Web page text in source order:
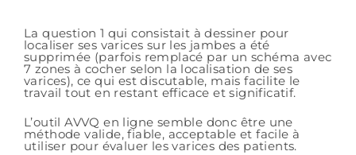
La question 1 qui consistait à dessiner pour
localiser ses varices sur les jambes a été
supprimée (parfois remplacé par un schéma avec
7 zones à cocher selon la localisation de ses
varices), ce qui est discutable, mais facilite le
travail tout en restant efficace et significatif.
L’outil AVVQ en ligne semble donc être une
méthode valide, fiable, acceptable et facile à
utiliser pour évaluer les varices des patients.